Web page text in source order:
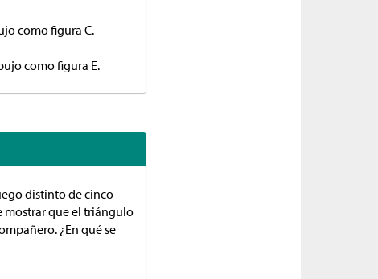
como figura C.
como figura E.
distinto de cinco
mostrar que el triángulo
¿En qué se